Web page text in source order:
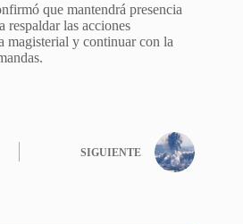
que mantendrá presencia
respaldar las acciones
magisterial y continuar con la
SIGUIENTE